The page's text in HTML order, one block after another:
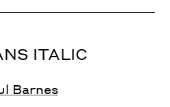
ITALIC
Barnes